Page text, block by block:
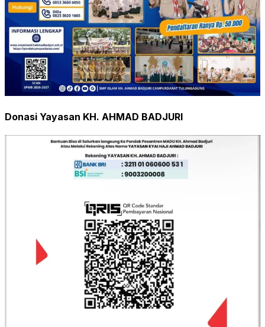
Donasi Yayasan KH. AHMAD BADJURI